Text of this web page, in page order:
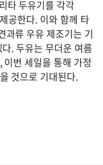
타 두유기를 각각
공한다. 이와 함께 타
과류 우유 제조기는 기
. 두유는 무더운 여름
번 세일을 통해 가정
것으로 기대된다.